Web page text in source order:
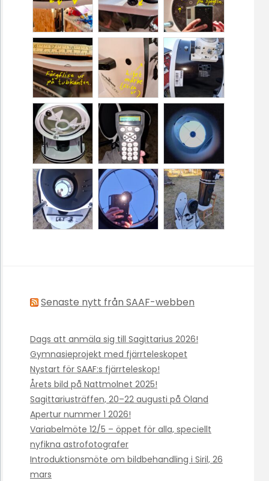
Senaste nytt från SAAF-webben
Dags att anmäla sig till Sagittarius 2026!
Gymnasieprojekt med fjärrteleskopet
Nystart för SAAF:s fjärrteleskop!
Årets bild på Nattmolnet 2025!
Sagittariusträffen, 20–22 augusti på Öland
Apertur nummer 1 2026!
Variabelmöte 12/5 – öppet för alla, speciellt
nyfikna astrofotografer
Introduktionsmöte om bildbehandling i Siril, 26
mars